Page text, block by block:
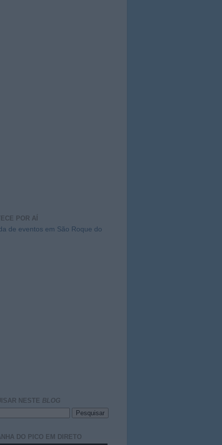
POR AÍ
de eventos em São Roque do
NESTE BLOG
DO PICO EM DIRETO